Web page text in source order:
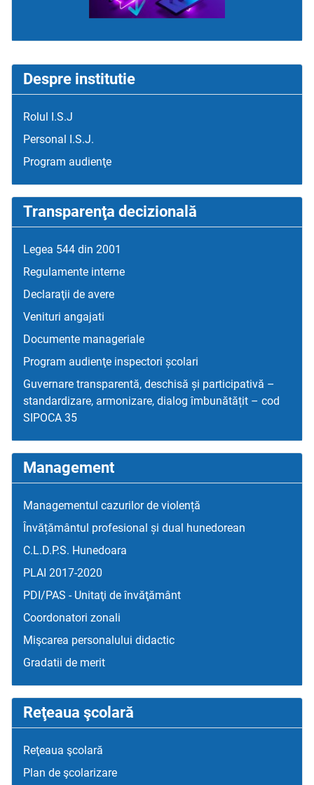
Despre institutie
Rolul I.S.J
Personal I.S.J.
Program audienţe
Transparenţa decizională
Legea 544 din 2001
Regulamente interne
Declaraţii de avere
Venituri angajati
Documente manageriale
Program audienţe inspectori școlari
Guvernare transparentă, deschisă și participativă –
standardizare, armonizare, dialog îmbunătățit – cod
SIPOCA 35
Management
Managementul cazurilor de violență
Învățământul profesional și dual hunedorean
C.L.D.P.S. Hunedoara
PLAI 2017-2020
PDI/PAS - Unitaţi de învăţământ
Coordonatori zonali
Mişcarea personalului didactic
Gradatii de merit
Reţeaua şcolară
Reţeaua şcolară
Plan de şcolarizare